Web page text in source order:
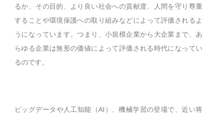
るか、その目的、より良い社会への貢献度、人間を守り尊重
することや環境保護への取り組みなどによって評価されるよ
うになっています。つまり、小規模企業から大企業まで、あ
らゆる企業は無形の価値によって評価される時代になってい
るのです。
ビッグデータや人工知能（AI ）、機械学習の登場で、近い将